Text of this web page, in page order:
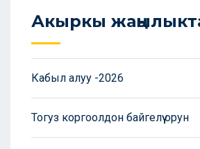
Акыркы
Кабыл алуу -2026
Тогуз коргоолдон байгелүү орун